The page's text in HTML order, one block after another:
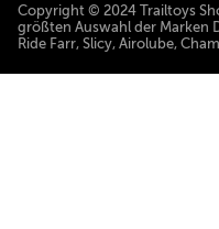
Copyright © 2024 Trailtoys
größten Auswahl der Marken
Ride Farr, Slicy, Airolube,